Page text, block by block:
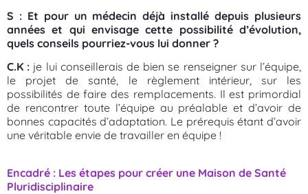
S : Et pour un médecin déjà installé depuis plusieurs
années et qui envisage cette possibilité d’évolution,
quels conseils pourriez-vous lui donner ?
C.K : je lui conseillerais de bien se renseigner sur l’équipe,
le projet de santé, le règlement intérieur, sur les
possibilités de faire des remplacements. Il est primordial
de rencontrer toute l’équipe au préalable et d’avoir de
bonnes capacités d’adaptation. Le prérequis étant d’avoir
une véritable envie de travailler en équipe !
Encadré : Les étapes pour créer une Maison de Santé
Pluridisciplinaire